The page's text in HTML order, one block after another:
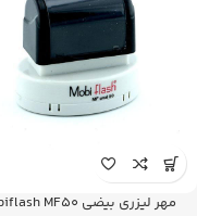
مهر لیزری بیضی Mobiflash MF50